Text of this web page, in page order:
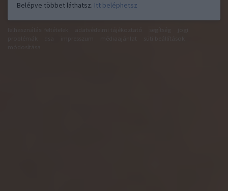
Belépve többet láthatsz. Itt beléphetsz